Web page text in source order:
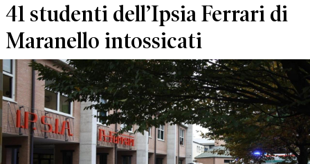
41 studenti dell’Ipsia Ferrari di
Maranello intossicati